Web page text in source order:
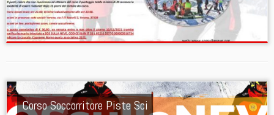
Corso Soccorritore Piste Sci